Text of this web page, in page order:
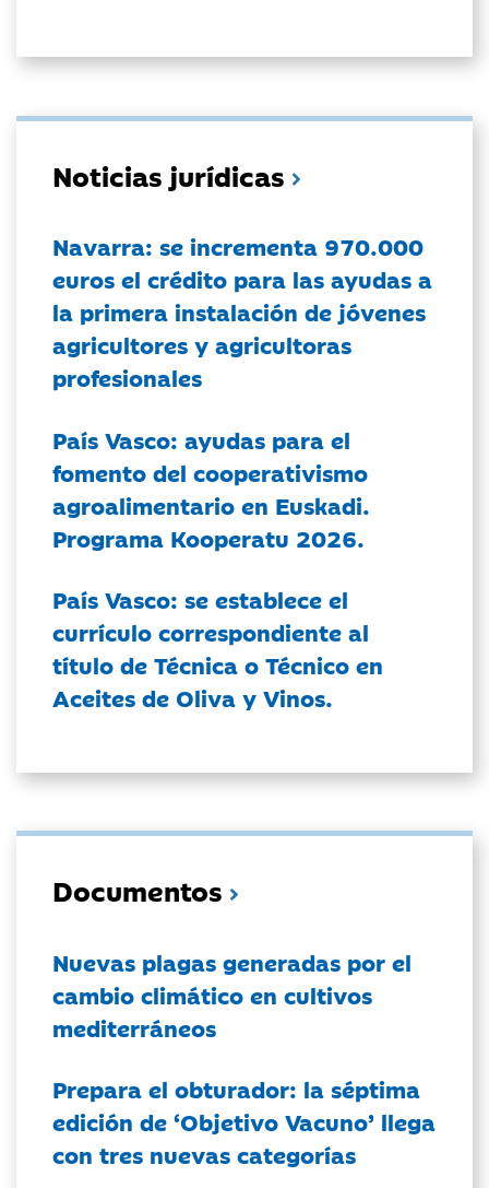
Noticias jurídicas
Navarra: se incrementa 970.000
euros el crédito para las ayudas a
la primera instalación de jóvenes
agricultores y agricultoras
profesionales
País Vasco: ayudas para el
fomento del cooperativismo
agroalimentario en Euskadi.
Programa Kooperatu 2026.
País Vasco: se establece el
currículo correspondiente al
título de Técnica o Técnico en
Aceites de Oliva y Vinos.
Documentos
Nuevas plagas generadas por el
cambio climático en cultivos
mediterráneos
Prepara el obturador: la séptima
edición de ‘Objetivo Vacuno’ llega
con tres nuevas categorías